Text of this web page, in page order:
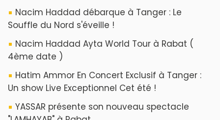
Nacim Haddad débarque à Tanger : Le
Souffle du Nord s'éveille !
Nacim Haddad Ayta World Tour à Rabat (
4ème date )
Hatim Ammor En Concert Exclusif à Tanger :
Un show Live Exceptionnel Cet été !
YASSAR présente son nouveau spectacle